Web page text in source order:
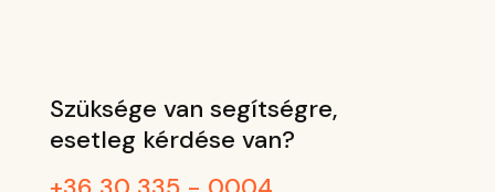
Szüksége van segítségre,
esetleg kérdése van?